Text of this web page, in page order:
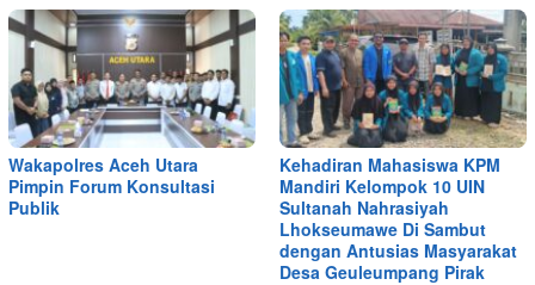
Wakapolres Aceh Utara
Pimpin Forum Konsultasi
Publik
Kehadiran Mahasiswa KPM
Mandiri Kelompok 10 UIN
Sultanah Nahrasiyah
Lhokseumawe Di Sambut
dengan Antusias Masyarakat
Desa Geuleumpang Pirak